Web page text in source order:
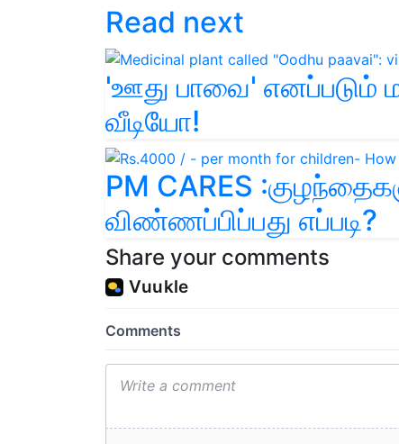
Read next
'ஊது பாவை' எனப்படும்
வீடியோ!
PM CARES
விண்ணப்பிப்பது எப்படி?
Share your comments